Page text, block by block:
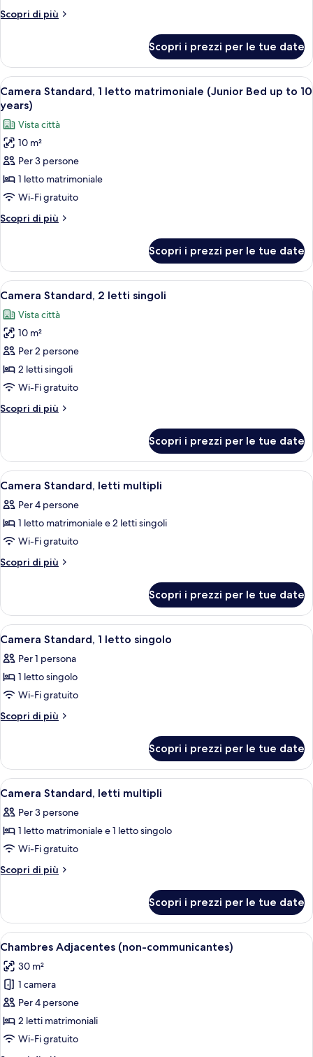
letto
Scopri di più
Altri
Standard,
letto
matrimoniale
Scopri i prezzi per le tue date
Apri
tutte
le
foto
per
Camera
Standard,
1
letto
matrimoniale
Bed
up
to
10
years)
Una camera d'albergo con un letto
7
Camera Standard, 1 letto matrimoniale (Junior Bed up to 10
years)
Vista città
10 m²
Per 3 persone
1 letto matrimoniale
Wi-Fi gratuito
Scopri di più
Altri
Standard,
letto
(Junior
Bed
up
to
10
years)
Scopri i prezzi per le tue date
Apri
tutte
le
foto
per
Camera
Standard,
letti
Una camera d'albergo con due letti,
6
Camera Standard, 2 letti singoli
Vista città
10 m²
Per 2 persone
2 letti singoli
Wi-Fi gratuito
Scopri di più
Altri
Standard,
letti
Scopri i prezzi per le tue date
Apri
tutte
le
foto
per
Camera
multipli
Una camera d'albergo con un letto,
9
Camera Standard, letti multipli
Per 4 persone
1 letto matrimoniale e 2 letti singoli
Wi-Fi gratuito
Scopri di più
Altri
Standard,
letti
multipli
Scopri i prezzi per le tue date
Apri
tutte
le
foto
per
Camera
letto
singolo
Camera d'albergo con un letto, un
7
Camera Standard, 1 letto singolo
Per 1 persona
1 letto singolo
Wi-Fi gratuito
Scopri di più
Altri
Standard,
letto
Scopri i prezzi per le tue date
Apri
tutte
le
foto
per
Camera
multipli
Una camera d'albergo con un letto,
7
Camera Standard, letti multipli
Per 3 persone
1 letto matrimoniale e 1 letto singolo
Wi-Fi gratuito
Scopri di più
Altri
Standard,
letti
multipli
Scopri i prezzi per le tue date
Apri
tutte
le
foto
per
Chambres
Adjacentes
Camera d'albergo con un letto, un
5
Chambres Adjacentes (non-communicantes)
30 m²
1 camera
Per 4 persone
2 letti matrimoniali
Wi-Fi gratuito